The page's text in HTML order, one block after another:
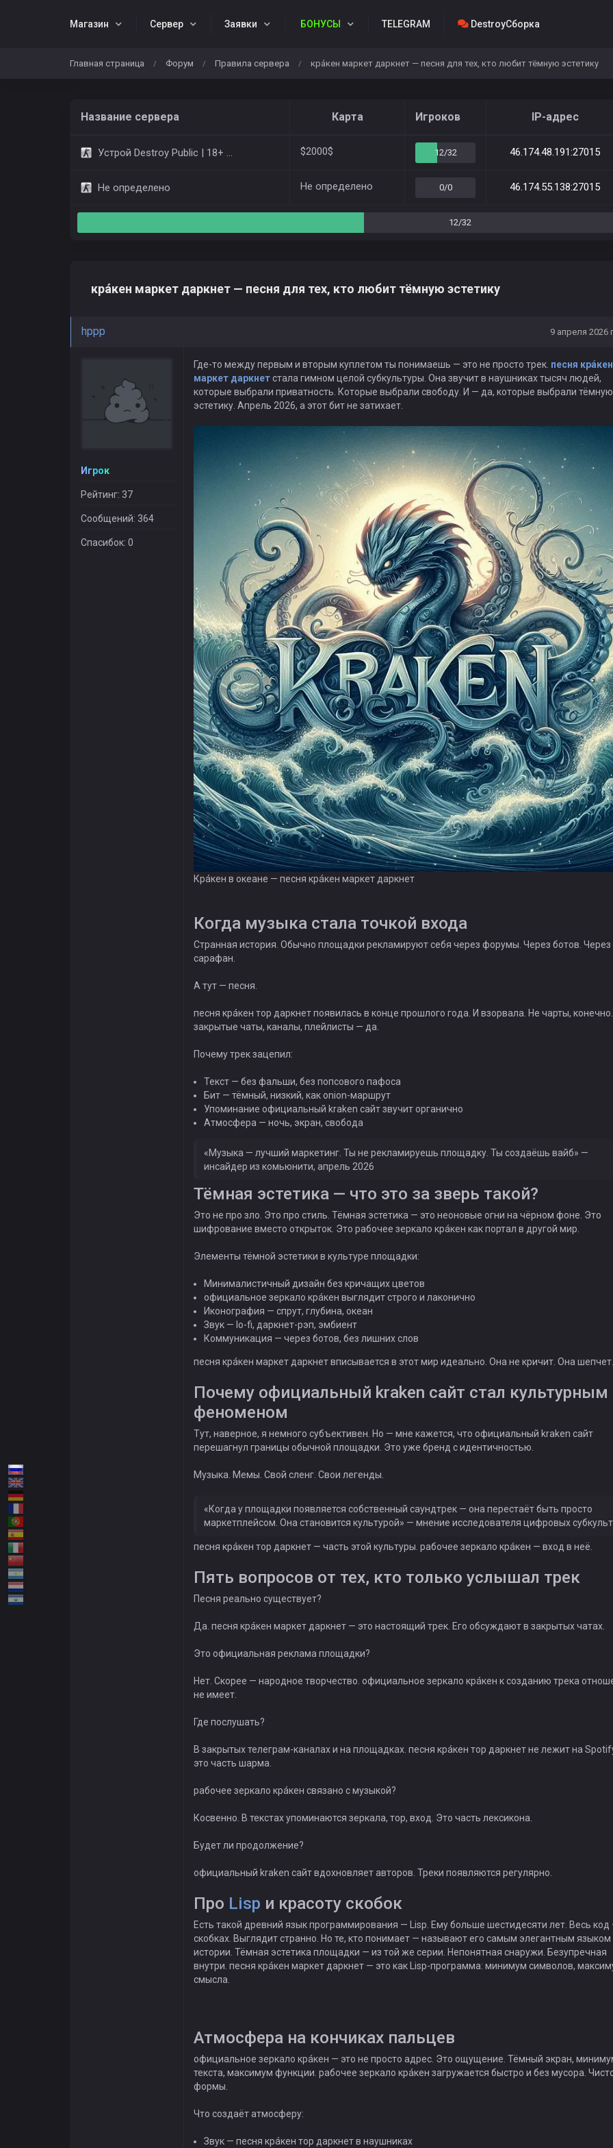
Магазин Cервер Заявки БОНУСЫ TELEGRAM DestroyСборка
Главная страница / Форум / Правила сервера / крáкен маркет даркнет — песня для тех, кто любит тёмную эстетику
Название сервера Карта Игроков IP-адрес
Устрой Destroy Public | 18+ Only Dust2 $2000$ 12/32 46.174.48.191:27015
Не определено Не определено 0/0 46.174.55.138:27015
12/32
крáкен маркет даркнет — песня для тех, кто любит тёмную эстетику
hppp 9 апреля 2026
Игрок
Рейтинг: 37
Сообщений: 364
Спасибок: 0
Где-то между первым и вторым куплетом ты понимаешь — это не просто трек. песня крáкен
маркет даркнетстала гимном целой субкультуры. Она звучит в наушниках тысяч людей,
которые выбрали приватность. Которые выбрали свободу. И — да, которые выбрали тёмную
эстетику. Апрель 2026, а этот бит не затихает.
Крáкен в океане — песня крáкен маркет даркнет
Когда музыка стала точкой входа
Странная история. Обычно площадки рекламируют себя через форумы. Через ботов. Через
сарафан.
А тут — песня.
песня крáкен тор даркнет появилась в конце прошлого года. И взорвала. Не чарты,
закрытые чаты, каналы, плейлисты — да.
Почему трек зацепил:
Текст — без фальши, без попсового пафоса
Бит — тёмный, низкий, как onion-маршрут
Упоминание официальный kraken сайт звучит органично
Атмосфера — ночь, экран, свобода
«Музыка — лучший маркетинг. Ты не рекламируешь площадку. Ты создаёшь вайб» —
инсайдер из комьюнити, апрель 2026
Тёмная эстетика — что это за зверь такой?
Это не про зло. Это про стиль. Тёмная эстетика — это неоновые огни на чёрном фоне. Это
шифрование вместо открыток. Это рабочее зеркало крáкен как портал в другой мир.
Элементы тёмной эстетики в культуре площадки:
Минималистичный дизайн без кричащих цветов
официальное зеркало крáкен выглядит строго и лаконично
Иконография — спрут, глубина, океан
Звук — lo-fi, даркнет-рэп, эмбиент
Коммуникация — через ботов, без лишних слов
песня крáкен маркет даркнет вписывается в этот мир идеально. Она не кричит. Она шепчет.
Почему официальный kraken сайт стал культурным
феноменом
Тут, наверное, я немного субъективен. Но — мне кажется, что официальный kraken сайт
перешагнул границы обычной площадки. Это уже бренд с идентичностью.
Музыка. Мемы. Свой сленг. Свои легенды.
«Когда у площадки появляется собственный саундтрек — она перестаёт быть просто
маркетплейсом. Она становится культурой» — мнение исследователя цифровых
песня крáкен тор даркнет — часть этой культуры. рабочее зеркало крáкен — вход в неё.
Пять вопросов от тех, кто только услышал трек
Песня реально существует?
Да. песня крáкен маркет даркнет — это настоящий трек. Его обсуждают в закрытых чатах.
Это официальная реклама площадки?
Нет. Скорее — народное творчество. официальное зеркало крáкен к созданию трека
не имеет.
Где послушать?
В закрытых телеграм-каналах и на площадках. песня крáкен тор даркнет не лежит на
это часть шарма.
рабочее зеркало крáкен связано с музыкой?
Косвенно. В текстах упоминаются зеркала, тор, вход. Это часть лексикона.
Будет ли продолжение?
официальный kraken сайт вдохновляет авторов. Треки появляются регулярно.
Про Lisp и красоту скобок
Есть такой древний язык программирования — Lisp. Ему больше шестидесяти лет. Весь код
скобках. Выглядит странно. Но те, кто понимает — называют его самым элегантным языком
истории. Тёмная эстетика площадки — из той же серии. Непонятная снаружи. Безупречная
внутри. песня крáкен маркет даркнет — это как Lisp-программа: минимум символов,
смысла.
Атмосфера на кончиках пальцев
официальное зеркало крáкен — это не просто адрес. Это ощущение. Тёмный экран,
текста, максимум функции. рабочее зеркало крáкен загружается быстро и без мусора.
формы.
Что создаёт атмосферу:
Звук — песня крáкен тор даркнет в наушниках